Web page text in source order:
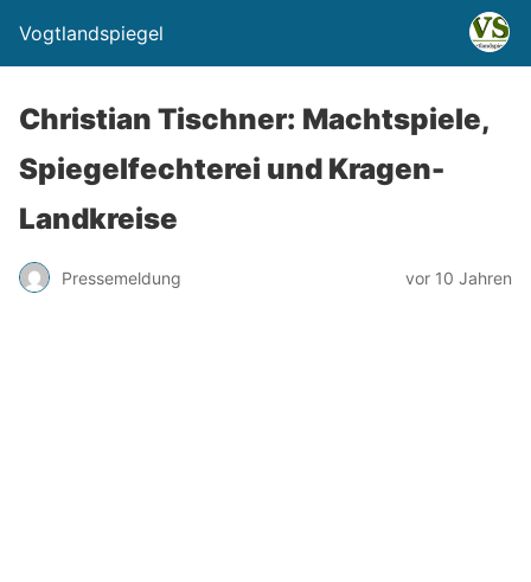
Vogtlandspiegel
Christian Tischner: Machtspiele,
Spiegelfechterei und Kragen-
Landkreise
Pressemeldung vor 10 Jahren